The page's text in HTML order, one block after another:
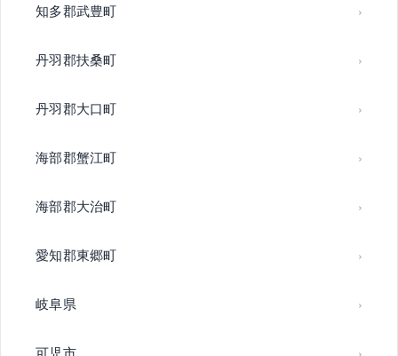
知多郡武豊町
丹羽郡扶桑町
丹羽郡大口町
海部郡蟹江町
海部郡大治町
愛知郡東郷町
岐阜県
可児市